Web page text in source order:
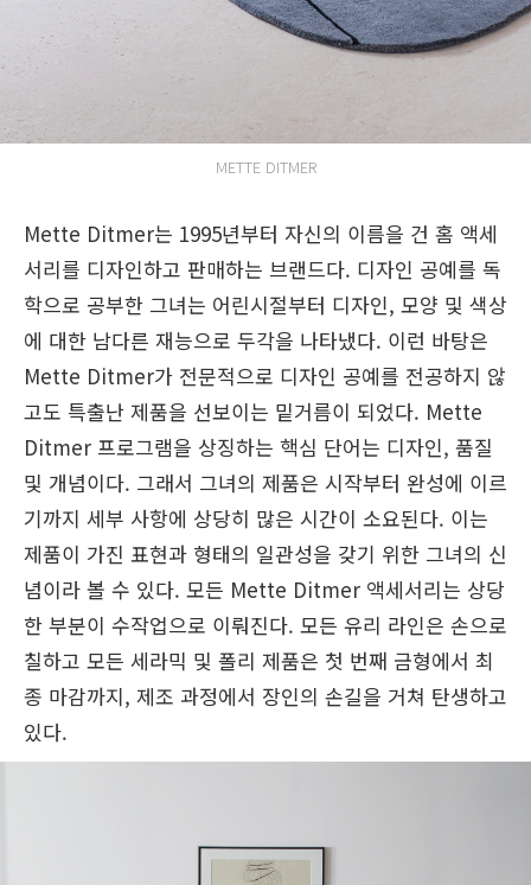
METTE DITMER
Mette Ditmer는 1995년부터 자신의 이름을 건 홈 액세
서리를 디자인하고 판매하는 브랜드다. 디자인 공예를 독
학으로 공부한 그녀는 어린시절부터 디자인, 모양 및 색상
에 대한 남다른 재능으로 두각을 나타냈다. 이런 바탕은
Mette Ditmer가 전문적으로 디자인 공예를 전공하지 않
고도 특출난 제품을 선보이는 밑거름이 되었다. Mette
Ditmer 프로그램을 상징하는 핵심 단어는 디자인, 품질
및 개념이다. 그래서 그녀의 제품은 시작부터 완성에 이르
기까지 세부 사항에 상당히 많은 시간이 소요된다. 이는
제품이 가진 표현과 형태의 일관성을 갖기 위한 그녀의 신
념이라 볼 수 있다. 모든 Mette Ditmer 액세서리는 상당
한 부분이 수작업으로 이뤄진다. 모든 유리 라인은 손으로
칠하고 모든 세라믹 및 폴리 제품은 첫 번째 금형에서 최
종 마감까지, 제조 과정에서 장인의 손길을 거쳐 탄생하고
있다.